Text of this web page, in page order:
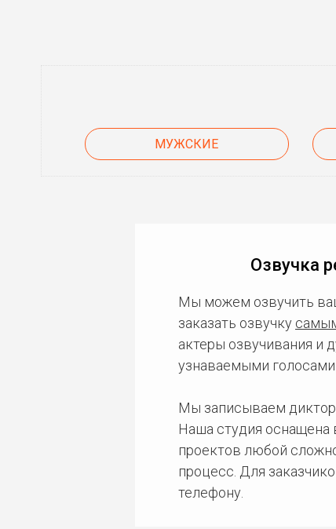
МУЖСКИЕ
Озвучка
Мы можем озвучить
заказать озвучку
актеры озвучивания и
узнаваемыми
Мы записываем
Наша студия
проектов любой
процесс. Для
телефону.